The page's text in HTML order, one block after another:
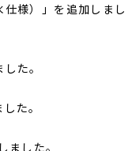
様）」を追加しまし
た。
た。
した。